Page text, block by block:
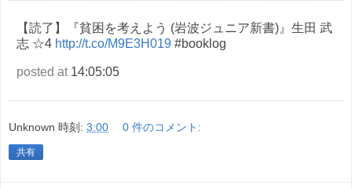
【読了】『貧困を考えよう (岩波ジュニア新書)』生田 武
志 ☆4 http://t.co/M9E3H019 #booklog
posted at14:05:05
Unknown 時刻: 3:00 0 件のコメント:
共有